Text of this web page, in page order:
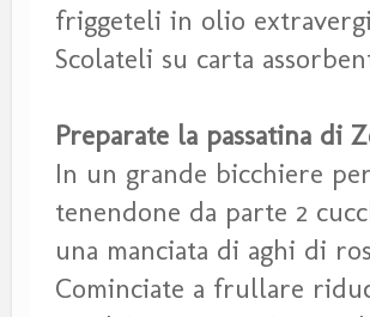
friggeteli in olio
Scolateli su carta
Preparate la passatina di
In un grande bicchiere
tenendone da parte 2
una manciata di aghi di
Cominciate a frullare